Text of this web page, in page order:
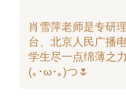
肖雪萍老师是专研
台、北京人民广播
学生尽一点绵薄之